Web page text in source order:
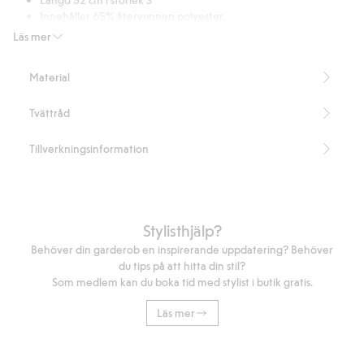
Läs mer
Artikelnummer
Material
Tvättråd
Tillverkningsinformation
Stylisthjälp?
Behöver din garderob en inspirerande uppdatering? Behöver
du tips på att hitta din stil?
Som medlem kan du boka tid med stylist i butik gratis.
Läs mer